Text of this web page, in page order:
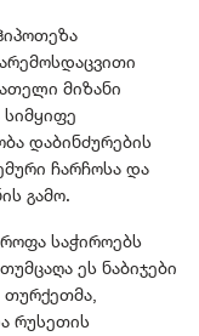
მიზანი
სიმყიფე
დაბინძურების
ჩარჩოსა და
გამო.
საჭიროებს
ეს ნაბიჯები
რუსეთის